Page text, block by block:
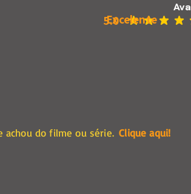
5.0
classificação
Excelente
achou do filme ou série. Clique aqui!